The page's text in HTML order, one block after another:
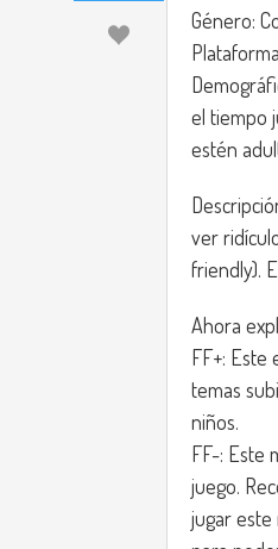
Género:
el tiempo
estén
ver
friendly).
Ahora
FF+: Este
temas
niños.
FF-: Este
juego.
jugar